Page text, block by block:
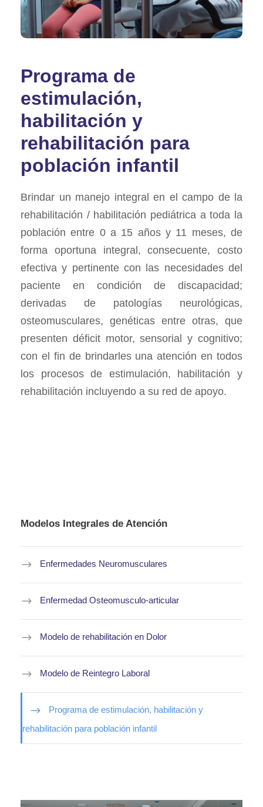
Programa de
estimulación,
habilitación y
rehabilitación para
población infantil
Brindar un manejo integral en el campo de la
rehabilitación / habilitación pediátrica a toda la
población entre 0 a 15 años y 11 meses, de
forma oportuna integral, consecuente, costo
efectiva y pertinente con las necesidades del
paciente en condición de discapacidad;
derivadas de patologías neurológicas,
osteomusculares, genéticas entre otras, que
presenten déficit motor, sensorial y cognitivo;
con el fin de brindarles una atención en todos
los procesos de estimulación, habilitación y
rehabilitación incluyendo a su red de apoyo.
Modelos Integrales de Atención
Enfermedades Neuromusculares
Enfermedad Osteomusculo-articular
Modelo de rehabilitación en Dolor
Modelo de Reintegro Laboral
Programa de estimulación, habilitación y
rehabilitación para población infantil